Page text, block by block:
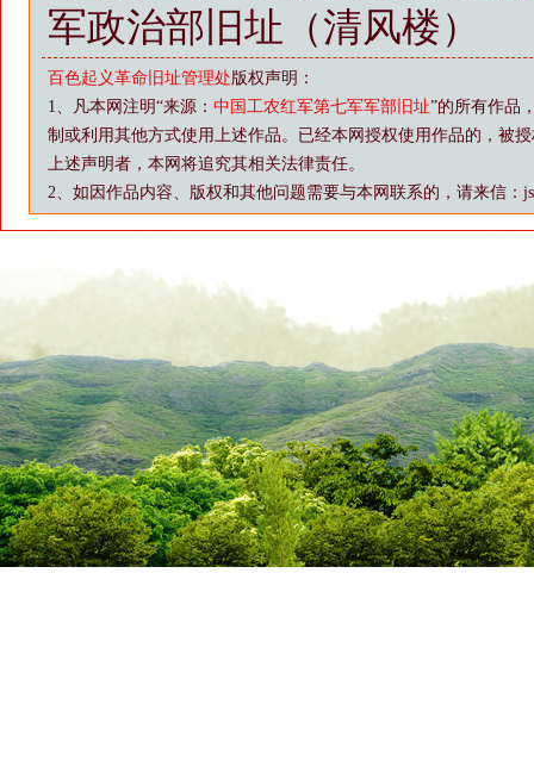
军政治部旧址（清风楼）
百色起义革命旧址管理处版权声明：
1、凡本网注明“来源： 中国工农红军第七军军部旧址”的所有作品
制或利用其他方式使用上述作品。已经本网授权使用作品的，被
上述声明者，本网将追究其相关法律责任。
2、如因作品内容、版权和其他问题需要与本网联系的，请来信：